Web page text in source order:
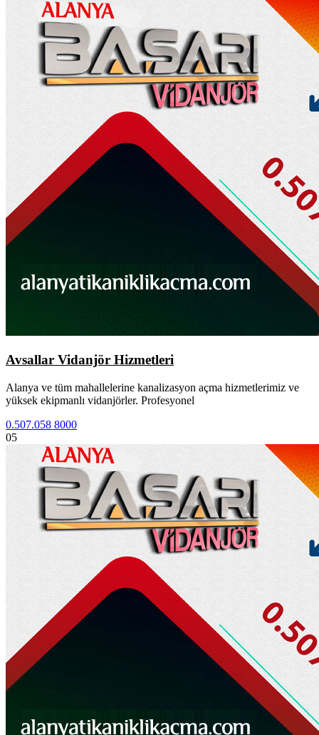
Avsallar Vidanjör Hizmetleri
Alanya ve tüm mahallelerine kanalizasyon açma hizmetlerimiz ve
yüksek ekipmanlı vidanjörler. Profesyonel
0.507.058 8000
05